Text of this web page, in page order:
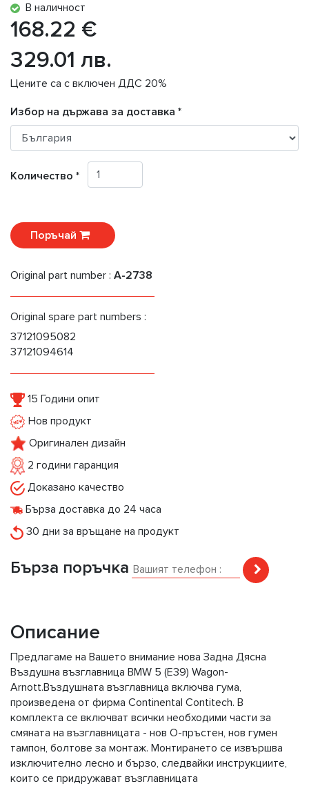
В наличност
168.22 €
329.01 лв.
Цените са с включен ДДС 20%
Избор на държава за доставка *
Количество *
Поръчай
Original part number : A-2738
Original spare part numbers :
37121095082
37121094614
15 Години опит
Нов продукт
Оригинален дизайн
2 години гаранция
Доказано качество
Бърза доставка до 24 часа
30 дни за връщане на продукт
Бърза поръчка
Описание
Предлагаме на Вашето внимание нова Задна Дясна
Въздушна възглавница BMW 5 (E39) Wagon-
Arnott.Въздушната възглавница включва гума,
произведена от фирма Continental Contitech. В
комплекта се включват всички необходими части за
смяната на възглавницата - нов О-пръстен, нов гумен
тампон, болтове за монтаж. Монтирането се извършва
изключително лесно и бързо, следвайки инструкциите,
които се придружават възглавницата